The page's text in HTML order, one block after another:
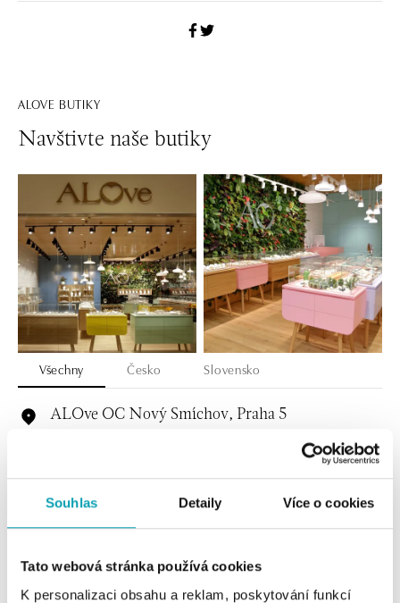
Souhlas Detaily Více o cookies
Tato webová stránka používá cookies
K personalizaci obsahu a reklam, poskytování funkcí
ALOVE BUTIKY
Navštivte naše butiky
Všechny Česko Slovensko
ALOve OC Nový Smíchov, Praha 5
ALOve OC Olympia, Brno
tel.: +420604389337